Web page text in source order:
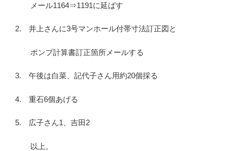
メール1164⇒1191に延ばす
2. 井上さんに3号マンホール付帯寸法訂正図と
ポンプ計算書訂正箇所メールする
3. 午後は白菜、記代子さん用約20個採る
4. 重石6個あげる
5. 広子さん1、吉田2
以上。